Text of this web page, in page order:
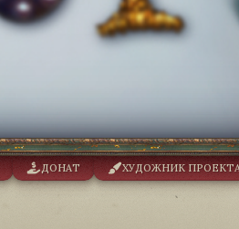
ДОНАТ ХУДОЖНИК